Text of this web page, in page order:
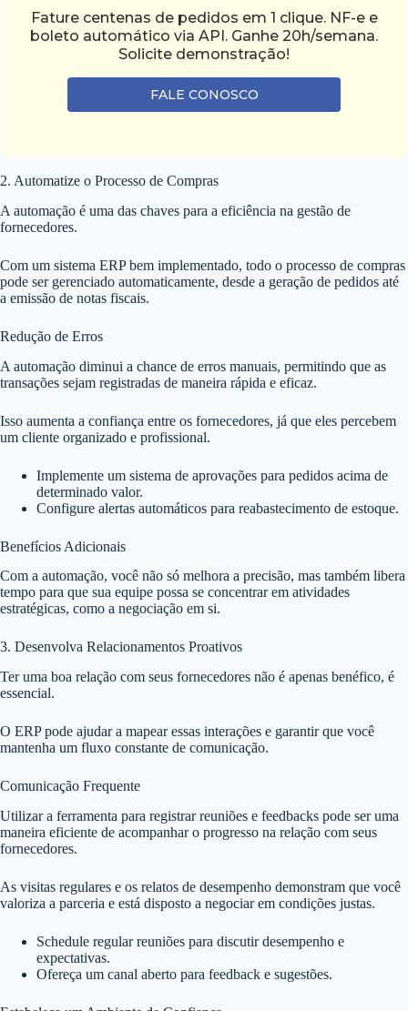
Fature centenas de pedidos em 1 clique. NF-e e
boleto automático via API. Ganhe 20h/semana.
Solicite demonstração!
FALE CONOSCO
2. Automatize o Processo de Compras
A automação é uma das chaves para a eficiência na gestão de
fornecedores.
Com um sistema ERP bem implementado, todo o processo de compras
pode ser gerenciado automaticamente, desde a geração de pedidos até
a emissão de notas fiscais.
Redução de Erros
A automação diminui a chance de erros manuais, permitindo que as
transações sejam registradas de maneira rápida e eficaz.
Isso aumenta a confiança entre os fornecedores, já que eles percebem
um cliente organizado e profissional.
Implemente um sistema de aprovações para pedidos acima de
determinado valor.
Configure alertas automáticos para reabastecimento de estoque.
Benefícios Adicionais
Com a automação, você não só melhora a precisão, mas também libera
tempo para que sua equipe possa se concentrar em atividades
estratégicas, como a negociação em si.
3. Desenvolva Relacionamentos Proativos
Ter uma boa relação com seus fornecedores não é apenas benéfico, é
essencial.
O ERP pode ajudar a mapear essas interações e garantir que você
mantenha um fluxo constante de comunicação.
Comunicação Frequente
Utilizar a ferramenta para registrar reuniões e feedbacks pode ser uma
maneira eficiente de acompanhar o progresso na relação com seus
fornecedores.
As visitas regulares e os relatos de desempenho demonstram que você
valoriza a parceria e está disposto a negociar em condições justas.
Schedule regular reuniões para discutir desempenho e
expectativas.
Ofereça um canal aberto para feedback e sugestões.